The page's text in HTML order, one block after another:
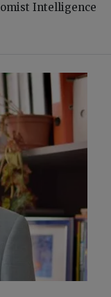
Intelligence